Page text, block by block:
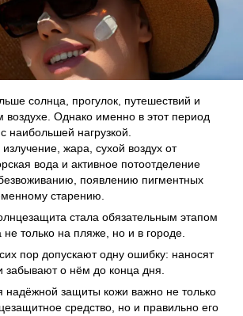
солнца, прогулок, путешествий и
воздухе. Однако именно в этот период
наибольшей нагрузкой.
жара, сухой воздух от
вода и активное потоотделение
появлению пигментных
старению.
стала обязательным этапом
не только на пляже, но и в городе.
пор допускают одну ошибку: наносят
забывают о нём до конца дня.
защиты кожи важно не только
средство, но и правильно его